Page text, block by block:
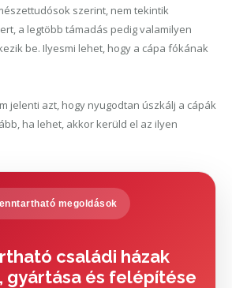
szerint, nem tekintik
a legtöbb támadás pedig valamilyen
be. Ilyesmi lehet, hogy a cápa fókának
jelenti azt, hogy nyugodtan úszkálj a cápák
ha lehet, akkor kerüld el az ilyen
megoldások
családi házak
gyártása és felépítése